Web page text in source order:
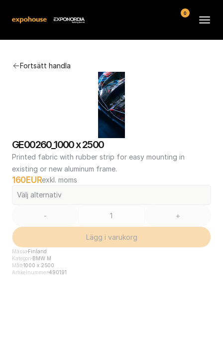
Fortsätt handla
GE00260_1000 x 2500
Printed fabric with rubber strip for easy mounting in
existing or new aluminum frame.
160EURexkl. moms
Välj alternativ
- +
Lägg i varukorg
Mässa Finland
Kategori BMW M
Mått1000 x 2500
Artikelnummer490191
Kontakt
Köpvillkor
0